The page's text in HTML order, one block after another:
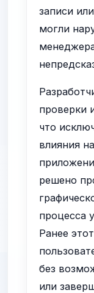
записи
могли
проверки
что
влияния
решено
процесса
Ранее
без
или